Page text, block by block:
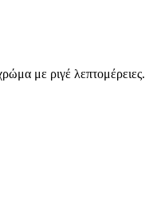
με ριγέ λεπτομέρειες.